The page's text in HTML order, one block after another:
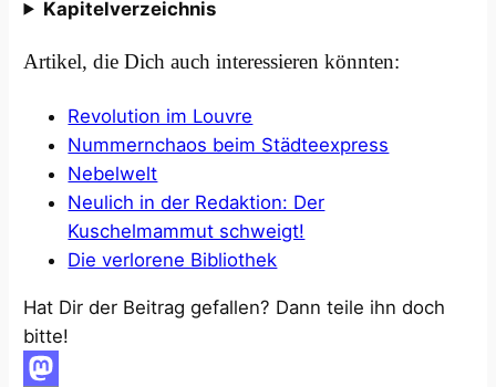
Kapitelverzeichnis
Artikel, die Dich auch interessieren könnten:
Revolution im Louvre
Nummernchaos beim Städteexpress
Nebelwelt
Neulich in der Redaktion: Der
Kuschelmammut schweigt!
Die verlorene Bibliothek
Hat Dir der Beitrag gefallen? Dann teile ihn doch
bitte!